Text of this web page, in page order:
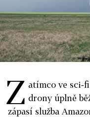
Z atímco ve
drony úplně
zápasí služba